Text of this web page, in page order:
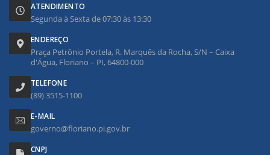
ATENDIMENTO
Segunda à Sexta de 07:30 às 13:30
ENDEREÇO
Praça Petrônio Portela, R. Marquês da Rocha, S/N – Caixa
d'Água, Floriano – PI, 64800-000
TELEFONE
(89) 3515-1100
E-MAIL
governo@floriano.pi.gov.br
CNPJ